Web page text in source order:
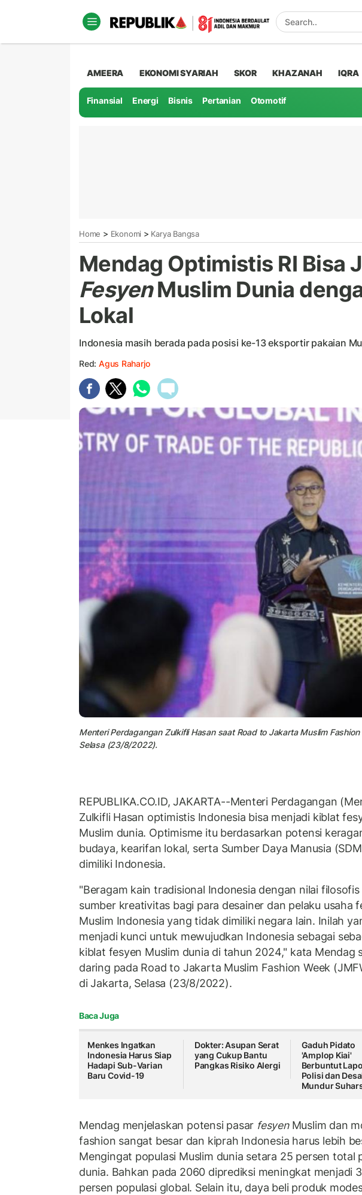
AMEERA EKONOMI SYARIAH SKOR KHAZANAH IQRA
Finansial Energi Bisnis Pertanian Otomotif
Home > Ekonomi > Karya Bangsa
Mendag Optimistis RI Bisa
FesyenMuslim Dunia
Lokal
Indonesia masih berada pada posisi ke-13 eksportir pakaian
Red: Agus Raharjo
Menteri Perdagangan Zulkifli Hasan saat Road to Jakarta Muslim
Selasa (23/8/2022).
REPUBLIKA.CO.ID, JAKARTA--Menteri Perdagangan
Zulkifli Hasan optimistis Indonesia bisa menjadi kiblat
Muslim dunia. Optimisme itu berdasarkan potensi
budaya, kearifan lokal, serta Sumber Daya Manusia
dimiliki Indonesia.
"Beragam kain tradisional Indonesia dengan nilai
sumber kreativitas bagi para desainer dan pelaku usaha
Muslim Indonesia yang tidak dimiliki negara lain. Inilah
menjadi kunci untuk mewujudkan Indonesia sebagai
kiblat fesyen Muslim dunia di tahun 2024," kata Mendag
daring pada Road to Jakarta Muslim Fashion Week
di Jakarta, Selasa (23/8/2022).
Baca Juga
Menkes Ingatkan
Indonesia Harus Siap
Hadapi Sub-Varian
Baru Covid-19
Dokter: Asupan Serat
yang Cukup Bantu
Pangkas Risiko Alergi
Gaduh Pidato
'Amplop Kiai'
Berbuntut
Polisi dan
Mundur
Mendag menjelaskan potensi pasar fesyenMuslim dan
fashion sangat besar dan kiprah Indonesia harus lebih
Mengingat populasi Muslim dunia setara 25 persen total
dunia. Bahkan pada 2060 diprediksi meningkat menjadi
persen populasi global. Selain itu, daya beli produk